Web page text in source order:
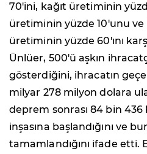
70'ini, kağıt üretiminin
üretiminin yüzde 10'unu ve
üretiminin yüzde 60'ını
Ünlüer, 500'ü aşkın
gösterdiğini, ihracatın
milyar 278 milyon dolara
deprem sonrası 84 bin 436
inşasına başlandığını ve
tamamlandığını ifade etti.